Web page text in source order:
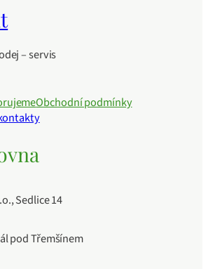
– servis
Obchodní podmínky
Sedlice 14
pod Třemšínem